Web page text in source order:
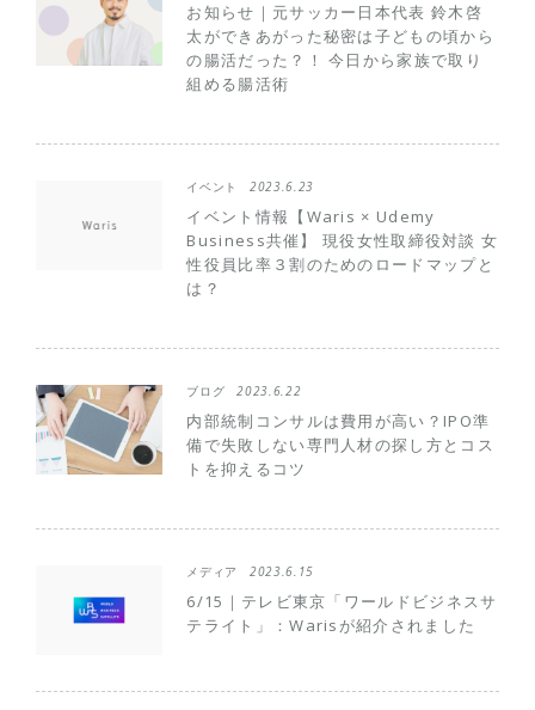
お知らせ｜元サッカー日本代表 鈴木啓
太ができあがった秘密は子どもの頃から
の腸活だった？！ 今日から家族で取り
組める腸活術
イベント 2023.6.23
イベント情報【Waris × Udemy
Business共催】 現役女性取締役対談 女
性役員比率３割のためのロードマップと
は？
ブログ 2023.6.22
内部統制コンサルは費用が高い？IPO準
備で失敗しない専門人材の探し方とコス
トを抑えるコツ
メディア 2023.6.15
6/15｜テレビ東京「ワールドビジネスサ
テライト」：Warisが紹介されました